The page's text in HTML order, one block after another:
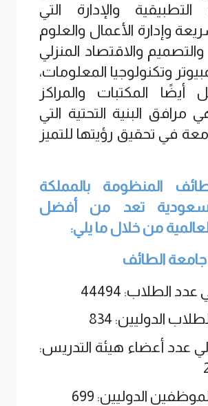
التطبيقية والإدارة التي
وإدارة الأعمال والعلوم
والاقتصاد المنزلي
وتكنولوجيا المعلومات،
المكتبات والمراكز
مرافق البنية التحتية التي
في تحقيق رؤيتها للتميز
المنظومة بالمملكة
السعودية تعد من أفضل
من خلال ما يلي:
جامعة الطائف
الطلاب: 44494
الدوليين: 834
عدد أعضاء هيئة التدريس:
الدوليين: 699